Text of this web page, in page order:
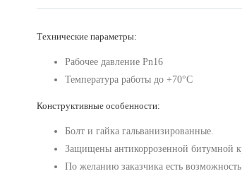
Технические параметры:
Рабочее давление Pn16
Температура работы до +70°C
Конструктивные особенности:
Болт и гайка гальванизированные.
Защищены антикоррозенной битумной
По желанию заказчика есть